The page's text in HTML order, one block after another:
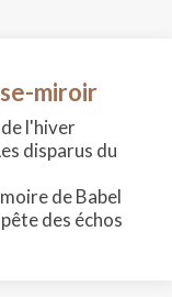
miroir
l'hiver
disparus du
de Babel
des échos